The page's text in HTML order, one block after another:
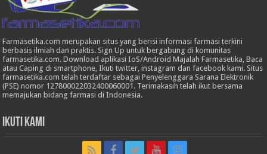
Farmasetika.com merupakan situs yang berisi informasi farmasi terkini
berbasis ilmiah dan praktis. Sign Up untuk bergabung di komunitas
farmasetika.com. Download aplikasi IoS/Android Majalah Farmasetika, Baca
atau Caping di smartphone, Ikuti twitter, instagram dan facebook kami. Situs
farmasetika.com telah terdaftar sebagai Penyelenggara Sarana Elektronik
(PSE) nomor 127800022032400060001. Terimakasih telah ikut bersama
memajukan bidang farmasi di Indonesia.
Ikuti Kami